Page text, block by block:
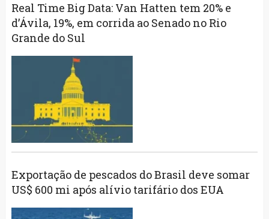
Real Time Big Data: Van Hatten tem 20% e
d’Ávila, 19%, em corrida ao Senado no Rio
Grande do Sul
Exportação de pescados do Brasil deve somar
US$ 600 mi após alívio tarifário dos EUA